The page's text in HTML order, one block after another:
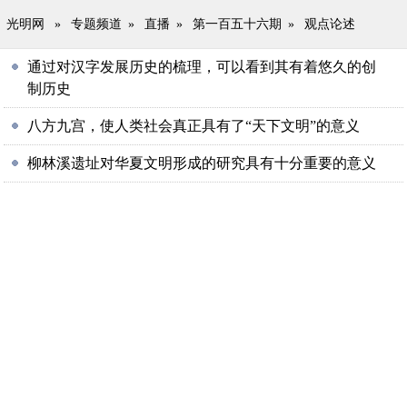
光明网 » 专题频道 » 直播 » 第一百五十六期 » 观点论述
通过对汉字发展历史的梳理，可以看到其有着悠久的创
制历史
八方九宫，使人类社会真正具有了“天下文明”的意义
柳林溪遗址对华夏文明形成的研究具有十分重要的意义